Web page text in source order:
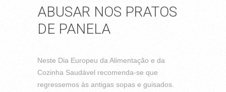
ABUSAR NOS PRATOS
DE PANELA
Neste Dia Europeu da Alimentação e da
Cozinha Saudável recomenda-se que
regressemos às antigas sopas e guisados.